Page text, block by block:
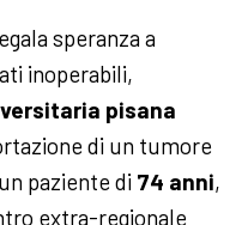
speranza a
inoperabili,
pisana
di un tumore
paziente di 74 anni,
extra-regionale